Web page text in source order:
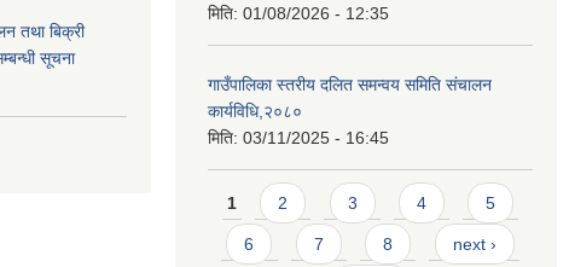
तथा बिक्री
सूचना
मिति: 01/08/2026 - 12:35
गाउँपालिका स्तरीय दलित समन्वय समिति संचालन
कार्यविधि,२०८०
मिति: 03/11/2025 - 16:45
Pages
1 2 3 4 5
6 7 8 next ›